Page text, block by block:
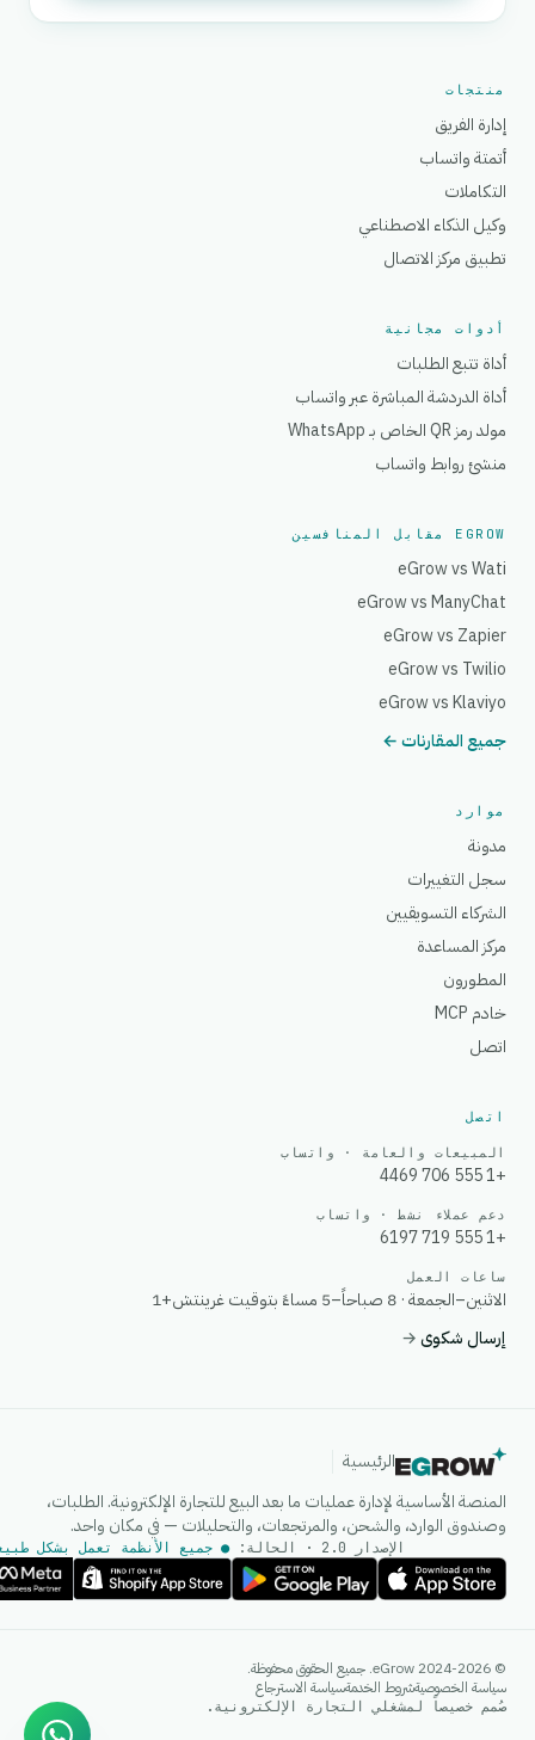
منتجات
إدارة الفريق
أتمتة واتساب
التكاملات
وكيل الذكاء الاصطناعي
تطبيق مركز الاتصال
أدوات مجانية
أداة تتبع الطلبات
أداة الدردشة المباشرة عبر واتساب
مولد رمز QR الخاص بـ WhatsApp
منشئ روابط واتساب
EGROW مقابل المنافسين
eGrow vs Wati
eGrow vs ManyChat
eGrow vs Zapier
eGrow vs Twilio
eGrow vs Klaviyo
جميع المقارنات ←
موارد
مدونة
سجل التغييرات
الشركاء التسويقيين
مركز المساعدة
المطورون
خادم MCP
اتصل
اتصل
المبيعات والعامة · واتساب
+1 555 706 4469
دعم عملاء نشط · واتساب
+1 555 719 6197
ساعات العمل
الاثنين–الجمعة · 8 صباحاً–5 مساءً بتوقيت غرينتش+1
إرسال شكوى→
الرئيسية
المنصة الأساسية لإدارة عمليات ما بعد البيع للتجارة الإلكترونية. الطلبات،
وصندوق الوارد، والشحن، والمرتجعات، والتحليلات — في مكان واحد.
الإصدار 2.0 · الحالة: ● جميع الأنظمة تعمل بشكل
© 2024-2026 eGrow. جميع الحقوق محفوظة.
سياسة الخصوصيةشروط الخدمةسياسة الاسترجاع
صُمم خصيصاً لمشغلي التجارة الإلكترونية.
إجابات فورية على واتساب